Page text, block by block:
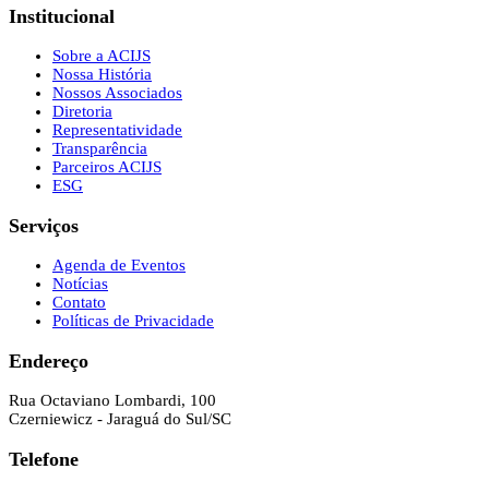
Institucional
Sobre a ACIJS
Nossa História
Nossos Associados
Diretoria
Representatividade
Transparência
Parceiros ACIJS
ESG
Serviços
Agenda de Eventos
Notícias
Contato
Políticas de Privacidade
Endereço
Rua Octaviano Lombardi, 100
Czerniewicz - Jaraguá do Sul/SC
Telefone